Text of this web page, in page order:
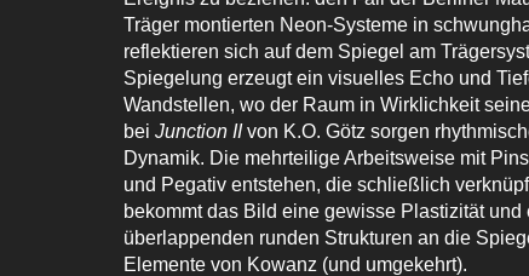
Träger montierten Neon-Systeme in
reflektieren sich auf dem Spiegel am
Spiegelung erzeugt ein visuelles Echo und
Wandstellen, wo der Raum in Wirklichkeit
bei Junction IIvon K.O. Götz sorgen
Dynamik. Die mehrteilige Arbeitsweise mit
und Pegativ entstehen, die schließlich
bekommt das Bild eine gewisse Plastizität und
überlappenden runden Strukturen an die
Elemente von Kowanz (und umgekehrt).